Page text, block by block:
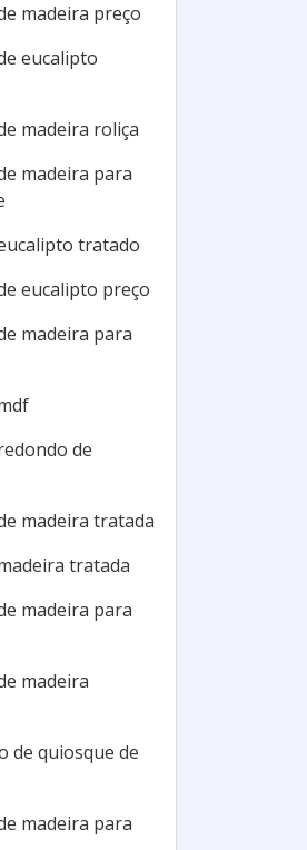
madeira preço
eucalipto
madeira roliça
madeira para
tratado
eucalipto preço
madeira para
de
madeira tratada
tratada
madeira para
madeira
de quiosque de
madeira para